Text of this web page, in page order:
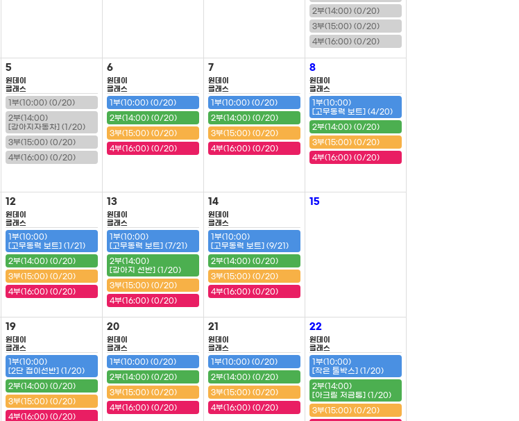
2부(14:00) (0/20)
3부(15:00) (0/20)
4부(16:00) (0/20)
5
원데이
클래스
1부(10:00) (0/20)
2부(14:00)
[강아지자동차] (1/20)
3부(15:00) (0/20)
4부(16:00) (0/20)
6
원데이
클래스
1부(10:00) (0/20)
2부(14:00) (0/20)
3부(15:00) (0/20)
4부(16:00) (0/20)
7
원데이
클래스
1부(10:00) (0/20)
2부(14:00) (0/20)
3부(15:00) (0/20)
4부(16:00) (0/20)
8
원데이
클래스
1부(10:00)
[고무동력 보트] (4/20)
2부(14:00) (0/20)
3부(15:00) (0/20)
4부(16:00) (0/20)
12
원데이
클래스
1부(10:00)
[고무동력 보트] (1/21)
2부(14:00) (0/20)
3부(15:00) (0/20)
4부(16:00) (0/20)
13
원데이
클래스
1부(10:00)
[고무동력 보트] (7/21)
2부(14:00)
[강아지 선반] (1/20)
3부(15:00) (0/20)
4부(16:00) (0/20)
14
원데이
클래스
1부(10:00)
[고무동력 보트] (9/21)
2부(14:00) (0/20)
3부(15:00) (0/20)
4부(16:00) (0/20)
15
19
원데이
클래스
1부(10:00)
[2단 접이선반] (1/20)
2부(14:00) (0/20)
3부(15:00) (0/20)
4부(16:00) (0/20)
20
원데이
클래스
1부(10:00) (0/20)
2부(14:00) (0/20)
3부(15:00) (0/20)
4부(16:00) (0/20)
21
원데이
클래스
1부(10:00) (0/20)
2부(14:00) (0/20)
3부(15:00) (0/20)
4부(16:00) (0/20)
22
원데이
클래스
1부(10:00)
[작은 툴박스] (1/20)
2부(14:00)
[아크릴 저금통] (1/20)
3부(15:00) (0/20)